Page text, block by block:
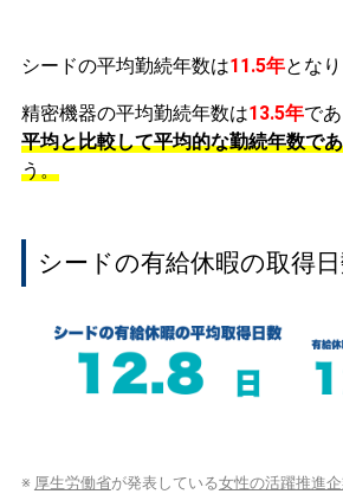
シードの平均勤続年数は11.5年となり
精密機器の平均勤続年数は13.5年で
平均と比較して平均的な勤続年数で
う。
シードの有給休暇の取得
※ 厚生労働省が発表している女性の活躍推進